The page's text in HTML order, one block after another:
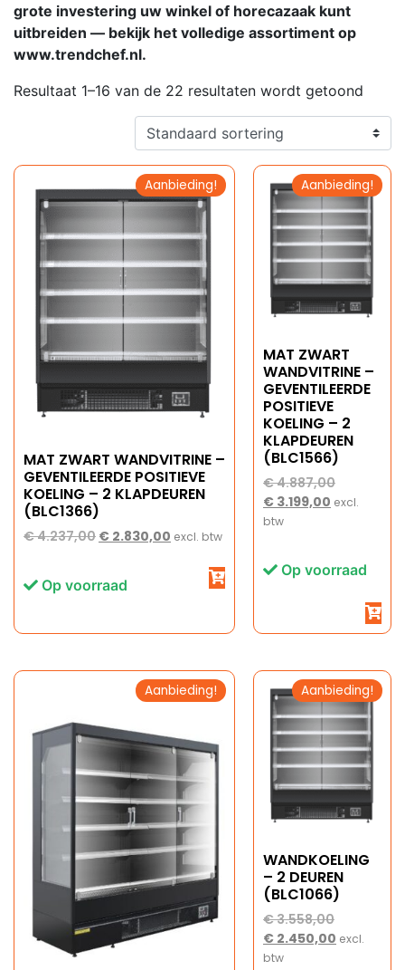
grote investering uw winkel of horecazaak kunt
uitbreiden — bekijk het volledige assortiment op
www.trendchef.nl.
Resultaat 1–16 van de 22 resultaten wordt getoond
Aanbieding!
MAT ZWART WANDVITRINE –
GEVENTILEERDE POSITIEVE
KOELING – 2 KLAPDEUREN
(BLC1366)
€4.237,00 € 2.830,00 excl. btw
Op voorraad
Aanbieding!
MAT ZWART
WANDVITRINE –
GEVENTILEERDE
POSITIEVE
KOELING – 2
KLAPDEUREN
(BLC1566)
€4.887,00
€ 3.199,00 excl.
btw
Op voorraad
Aanbieding! Aanbieding!
WANDKOELING
– 2 DEUREN
(BLC1066)
€3.558,00
€ 2.450,00 excl.
btw